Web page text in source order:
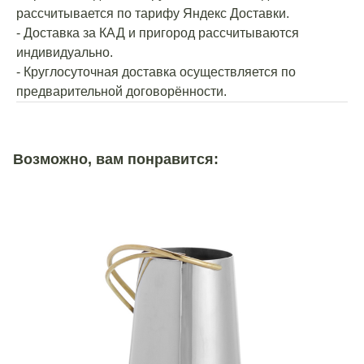
рассчитывается по тарифу Яндекс Доставки.
- Доставка за КАД и пригород рассчитываются
индивидуально.
- Круглосуточная доставка осуществляется по
предварительной договорённости.
Возможно, вам понравится: